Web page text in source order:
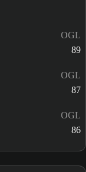
OGL
89
OGL
87
OGL
86